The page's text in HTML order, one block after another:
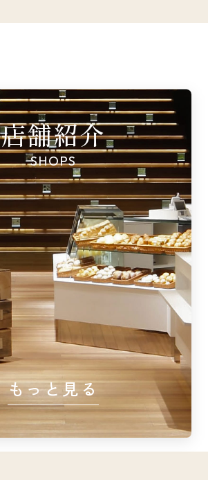
店舗紹介
SHOPS
もっと見る